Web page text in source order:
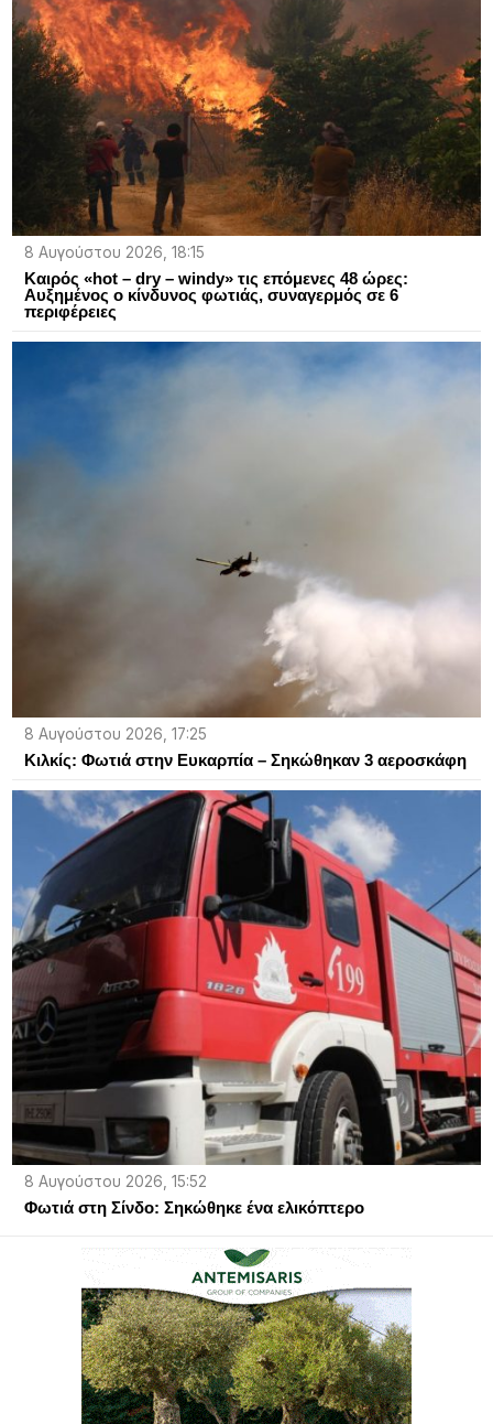
8 Αυγούστου 2026, 18:15
Καιρός «hot – dry – windy» τις επόμενες 48 ώρες:
Αυξημένος ο κίνδυνος φωτιάς, συναγερμός σε 6
περιφέρειες
8 Αυγούστου 2026, 17:25
Κιλκίς: Φωτιά στην Ευκαρπία – Σηκώθηκαν 3 αεροσκάφη
8 Αυγούστου 2026, 15:52
Φωτιά στη Σίνδο: Σηκώθηκε ένα ελικόπτερο